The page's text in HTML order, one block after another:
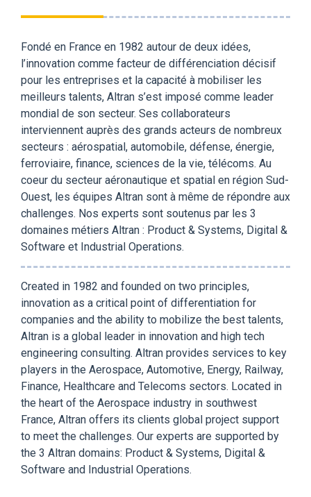
Fondé en France en 1982 autour de deux idées,
l’innovation comme facteur de différenciation décisif
pour les entreprises et la capacité à mobiliser les
meilleurs talents, Altran s’est imposé comme leader
mondial de son secteur. Ses collaborateurs
interviennent auprès des grands acteurs de nombreux
secteurs : aérospatial, automobile, défense, énergie,
ferroviaire, finance, sciences de la vie, télécoms. Au
coeur du secteur aéronautique et spatial en région Sud-
Ouest, les équipes Altran sont à même de répondre aux
challenges. Nos experts sont soutenus par les 3
domaines métiers Altran : Product & Systems, Digital &
Software et Industrial Operations.
Created in 1982 and founded on two principles,
innovation as a critical point of differentiation for
companies and the ability to mobilize the best talents,
Altran is a global leader in innovation and high tech
engineering consulting. Altran provides services to key
players in the Aerospace, Automotive, Energy, Railway,
Finance, Healthcare and Telecoms sectors. Located in
the heart of the Aerospace industry in southwest
France, Altran offers its clients global project support
to meet the challenges. Our experts are supported by
the 3 Altran domains: Product & Systems, Digital &
Software and Industrial Operations.